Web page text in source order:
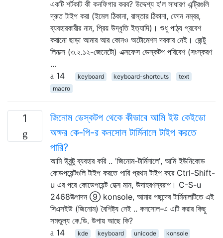
একটি শর্টকাট কী কনফিগার করব? উদ্দেশ্য হ'ল সাধারণ এন্ট্রিগুলি
দ্রুত টাইপ করা (ইমেল ঠিকানা, রাস্তার ঠিকানা, ফোন নম্বর,
ব্যবহারকারীর নাম, প্রিয় উদ্ধৃতি ইত্যাদি)। শুধু পাঠ্য প্রবেশ
করানো ছাড়া আমার আর কোনও অটোমেশন দরকার নেই। জেন্টু
লিনাক্স (৩.২.১২-জেনেটো) এক্সফেস ডেস্কটপ পরিবেশ (সংস্করণ
…
14
keyboard keyboard-shortcuts
text
macro
1
জিনোম ডেস্কটপ থেকে কীভাবে আমি ইউ কেইডো
অক্ষর কে-পি-র কনসোল টার্মিনালে টাইপ করতে
পারি?
আমি উবুন্টু ব্যবহার করি .. 'জিনোম-টার্মিনালে', আমি ইউনিকোড
কোডপয়েন্টগুলি টাইপ করতে পারি প্রথম টাইপ করে Ctrl-Shift-
u এর পরে কোডেপয়েন্ট হেক্স মান, উদাহরণস্বরূপ। C-S-u
2468উত্পাদন ⑨ konsole, আমার পছন্দের টার্মিনালটিতে এই
সিএসইউ (জিনোম) বৈশিষ্ট্য নেই .. কনসোল-এ এটি করার কিছু
সমতুল্য কে.ডি. উপায় আছে কি?
14
kde keyboard unicode
konsole